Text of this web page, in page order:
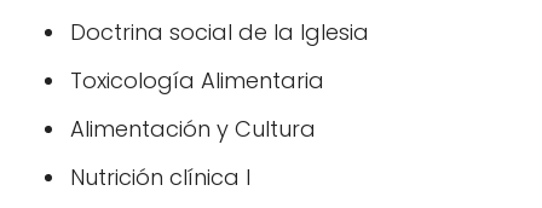
Doctrina social de la Iglesia
Toxicología Alimentaria
Alimentación y Cultura
Nutrición clínica I